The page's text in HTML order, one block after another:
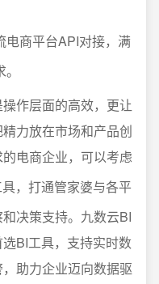
电商平台API对接，满
作层面的高效，更让
力放在市场和产品创
电商企业，可以考虑
，打通管家婆与各平
决策支持。九数云BI
BI工具，支持实时数
助力企业迈向数据驱